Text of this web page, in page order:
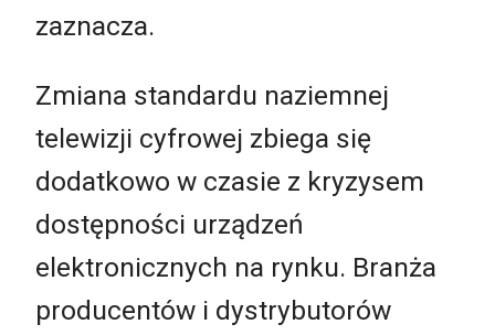
zaznacza.
Zmiana standardu naziemnej
telewizji cyfrowej zbiega się
dodatkowo w czasie z kryzysem
dostępności urządzeń
elektronicznych na rynku. Branża
producentów i dystrybutorów